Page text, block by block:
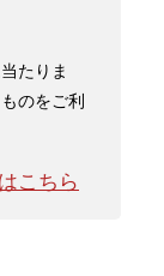
たりま
のをご利
こちら